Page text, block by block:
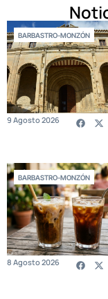
BARBASTRO-MONZÓN
9 Agosto 2026
BARBASTRO-MONZÓN
8 Agosto 2026